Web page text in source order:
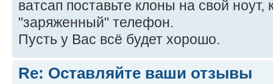
ватсап поставьте клоны на свой ноут,
"заряженный" телефон.
Пусть у Вас всё будет хорошо.
Re: Оставляйте ваши отзывы